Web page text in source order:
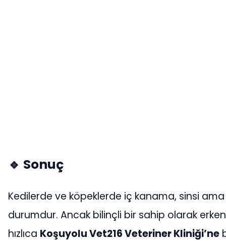
🔹 Sonuç
Kedilerde ve köpeklerde iç kanama, sinsi
durumdur. Ancak bilinçli bir sahip olarak
hızlıca Koşuyolu Vet216 Veteriner Kliniği’ne